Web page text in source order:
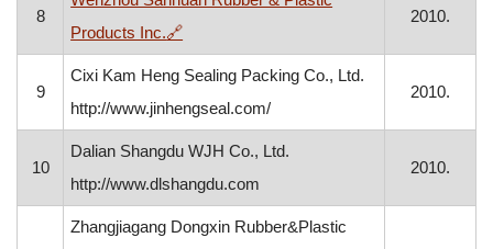
8
Products Inc.🔗, otvara se u novom prozoru
2010.
9
Cixi Kam Heng Sealing Packing Co., Ltd.
http://www.jinhengseal.com/
2010.
10
Dalian Shangdu WJH Co., Ltd.
http://www.dlshangdu.com
2010.
Zhangjiagang Dongxin Rubber&Plastic